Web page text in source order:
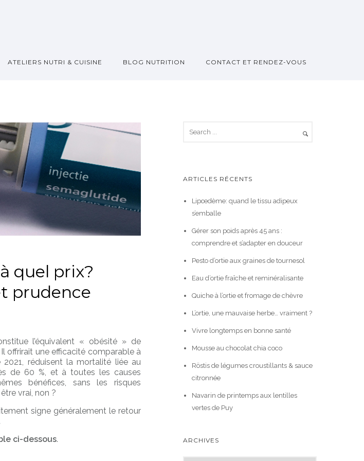
ATELIERS NUTRI & CUISINE BLOG NUTRITION CONTACT ET RENDEZ-VOUS
quel prix?
prudence
l’équivalent « obésité » de
offrirait une efficacité comparable à
2021, réduisent la mortalité liée au
de 60 %, et à toutes les causes
bénéfices, sans les risques
vrai, non ?
signe généralement le retour
ci-dessous.
ARTICLES RÉCENTS
Lipœdème: quand le tissu adipeux
s’emballe
Gérer son poids après 45 ans :
comprendre et s’adapter en douceur
Pesto d’ortie aux graines de tournesol
Eau d’ortie fraîche et reminéralisante
Quiche à l’ortie et fromage de chèvre
L’ortie, une mauvaise herbe… vraiment ?
Vivre longtemps en bonne santé
Mousse au chocolat chia coco
Röstis de légumes croustillants & sauce
citronnée
Navarin de printemps aux lentilles
vertes de Puy
ARCHIVES